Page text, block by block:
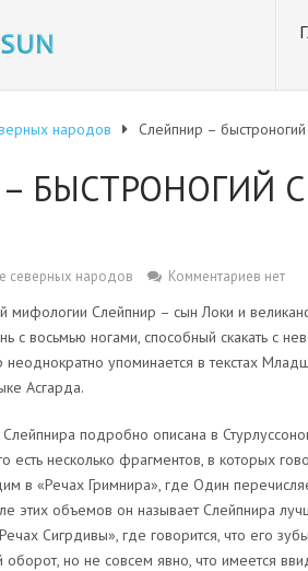
народов Слейпнир –
БЫСТРОНОГИЙ
северных народов Комментариев нет
мифологии Слейпнир – сын Локи и
с восьмью ногами, способный скакать с
неоднократно упоминается в текстах
Асгарда.
подробно описана в
есть несколько фрагментов, в которых
в «Речах Гримнира», где Один
этих объемов он называет Слейпнира
Сигрдивы», где говорится, что его
оборот, но не совсем явно, что имеется